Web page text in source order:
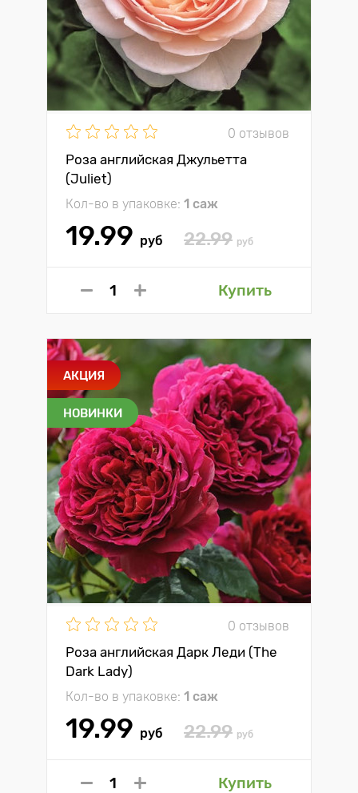
0 отзывов
Роза английская Джульетта
(Juliet)
Кол-во в упаковке: 1 саж
19.99 руб 22.99 руб
Купить
АКЦИЯ
НОВИНКИ
0 отзывов
Роза английская Дарк Леди (The
Dark Lady)
Кол-во в упаковке: 1 саж
19.99 руб 22.99 руб
Купить